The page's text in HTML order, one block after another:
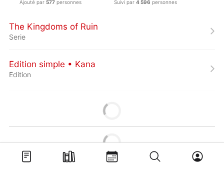
Ajouté par 577 personnes Suivi par 4 596 personnes
The Kingdoms of Ruin
Serie
Edition simple • Kana
Edition